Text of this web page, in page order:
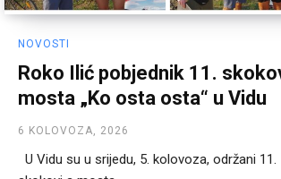
NOVOSTI
Roko Ilić pobjednik 11.
mosta „Ko osta osta“ u Vidu
6 KOLOVOZA, 2026
U Vidu su u srijedu, 5. kolovoza, održani 11.